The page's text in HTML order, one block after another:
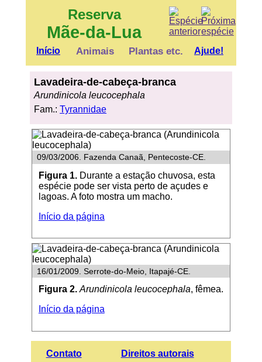
Reserva
Mãe-da-Lua
Início Animais Plantas etc. Ajude!
Lavadeira-de-cabeça-branca
Arundinicola leucocephala
Fam.:Tyrannidae
09/03/2006. Fazenda Canaã, Pentecoste-CE.
Figura 1.Durante a estação chuvosa, esta
espécie pode ser vista perto de açudes e
lagoas. A foto mostra um macho.
Início da página
16/01/2009. Serrote-do-Meio, Itapajé-CE.
Figura 2. Arundinicola leucocephala, fêmea.
Início da página
Contato
Direitos autorais